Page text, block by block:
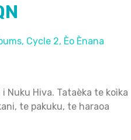
, Cycle 2, Èo Ènana
Nuku Hiva. Tataèka te koìka
te pakuku, te haraoa